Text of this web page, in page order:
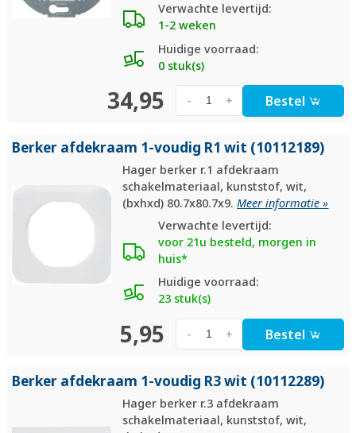
Verwachte levertijd:
1-2 weken
Huidige voorraad:
0 stuk(s)
34,95 +
- Bestel
Berker afdekraam 1-voudig R1 wit (10112189)
Hager berker r.1 afdekraam
schakelmateriaal, kunststof, wit,
(bxhxd) 80.7x80.7x9.Meer informatie »
Verwachte levertijd:
voor 21u besteld, morgen in
huis*
Huidige voorraad:
23 stuk(s)
5,95 +
- Bestel
Berker afdekraam 1-voudig R3 wit (10112289)
Hager berker r.3 afdekraam
schakelmateriaal, kunststof, wit,